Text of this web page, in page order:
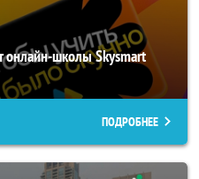
онлайн-школы Skysmart
ПОДРОБНЕЕ